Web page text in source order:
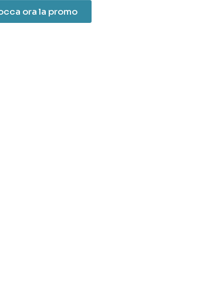
ora la promo